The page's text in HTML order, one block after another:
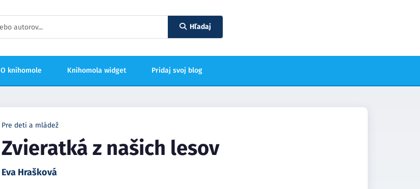
Hľadaj
O knihomole Knihomola widget Pridaj svoj blog
Pre deti a mládež
Zvieratká z našich lesov
Eva Hrašková